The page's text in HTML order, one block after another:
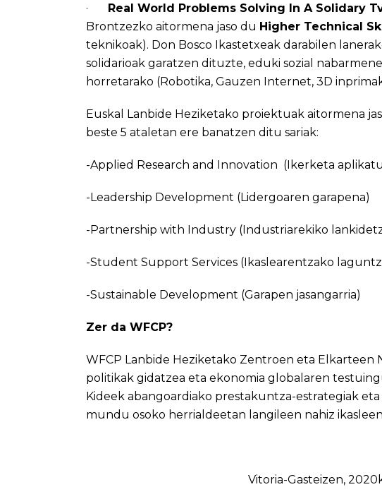
· Real World Problems Solving In A Solidary
Brontzezko aitormena jaso du Higher Technical
teknikoak). Don Bosco Ikastetxeak darabilen
solidarioak garatzen dituzte, eduki sozial
horretarako (Robotika, Gauzen Internet, 3D
Euskal Lanbide Heziketako proiektuak aitormena
beste 5 ataletan ere banatzen ditu sariak:
-Applied Research and Innovation (Ikerketa
-Leadership Development (Lidergoaren garapena)
-Partnership with Industry (Industriarekiko
-Student Support Services (Ikaslearentzako
-Sustainable Development (Garapen jasangarria)
Zer da WFCP?
WFCP Lanbide Heziketako Zentroen eta Elkarteen
politikak gidatzea eta ekonomia globalaren
Kideek abangoardiako prestakuntza-estrategiak
mundu osoko herrialdeetan langileen nahiz
Vitoria-Gasteizen,